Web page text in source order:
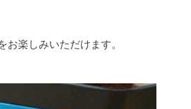
楽しみいただけます。